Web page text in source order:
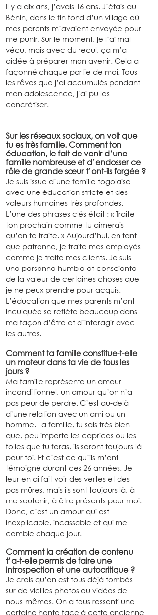
Il y a dix ans, j’avais 16 ans. J’étais au
Bénin, dans le fin fond d’un village où
mes parents m’avaient envoyée pour
me punir. Sur le moment, je l’ai mal
vécu, mais avec du recul, ça m’a
aidée à préparer mon avenir. Cela a
façonné chaque partie de moi. Tous
les rêves que j’ai accumulés pendant
mon adolescence, j’ai pu les
concrétiser.
Sur les réseaux sociaux, on voit que
tu es très famille. Comment ton
éducation, le fait de venir d’une
famille nombreuse et d’endosser ce
rôle de grande sœur t’ont-ils forgée ?
Je suis issue d’une famille togolaise
avec une éducation stricte et des
valeurs humaines très profondes.
L’une des phrases clés était : « Traite
ton prochain comme tu aimerais
qu’on te traite. » Aujourd’hui, en tant
que patronne, je traite mes employés
comme je traite mes clients. Je suis
une personne humble et consciente
de la valeur de certaines choses que
je ne peux prendre pour acquis.
L’éducation que mes parents m’ont
inculquée se reflète beaucoup dans
ma façon d’être et d’interagir avec
les autres.
Comment ta famille constitue-t-elle
un moteur dans ta vie de tous les
jours ?
Ma famille représente un amour
inconditionnel, un amour qu’on n’a
pas peur de perdre. C’est au-delà
d’une relation avec un ami ou un
homme. La famille, tu sais très bien
que, peu importe les caprices ou les
folies que tu feras, ils seront toujours là
pour toi. Et c’est ce qu’ils m’ont
témoigné durant ces 26 années. Je
leur en ai fait voir des vertes et des
pas mûres, mais ils sont toujours là, à
me soutenir, à être présents pour moi.
Donc, c’est un amour qui est
inexplicable, incassable et qui me
comble chaque jour.
Comment la création de contenu
t’a-t-elle permis de faire une
introspection et une autocritique ?
Je crois qu’on est tous déjà tombés
sur de vieilles photos ou vidéos de
nous-mêmes. On a tous ressenti une
certaine honte face à cette ancienne